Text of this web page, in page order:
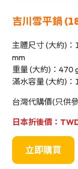
吉川雪平鍋
主體尺寸 (大約)：
mm
重量 (大約)：470
滿水容量 (大約)：
台灣代購價(只供
日本折後價：
立即購買